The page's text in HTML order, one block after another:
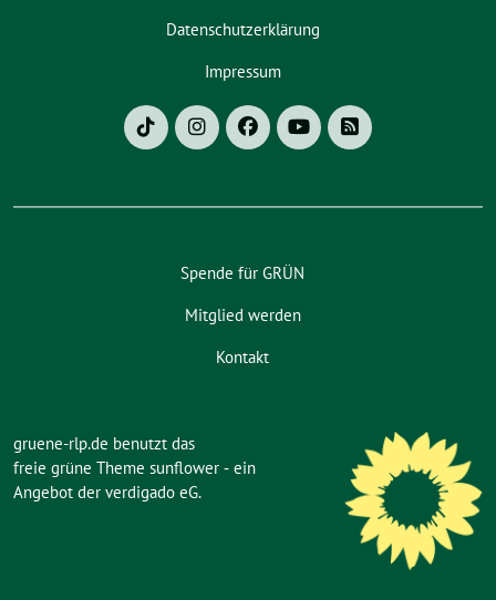
Datenschutzerklärung
Impressum
Spende für GRÜN
Mitglied werden
Kontakt
gruene-rlp.de benutzt das
freie grüne Theme sunflower ‐ ein
Angebot der verdigado eG.